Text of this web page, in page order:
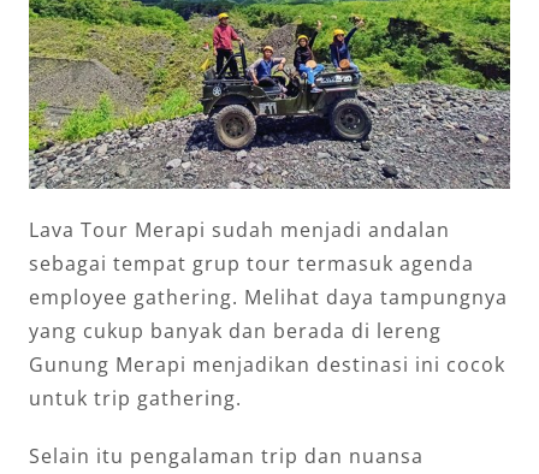
Lava Tour Merapi sudah menjadi andalan
sebagai tempat grup tour termasuk agenda
employee gathering. Melihat daya tampungnya
yang cukup banyak dan berada di lereng
Gunung Merapi menjadikan destinasi ini cocok
untuk trip gathering.
Selain itu pengalaman trip dan nuansa